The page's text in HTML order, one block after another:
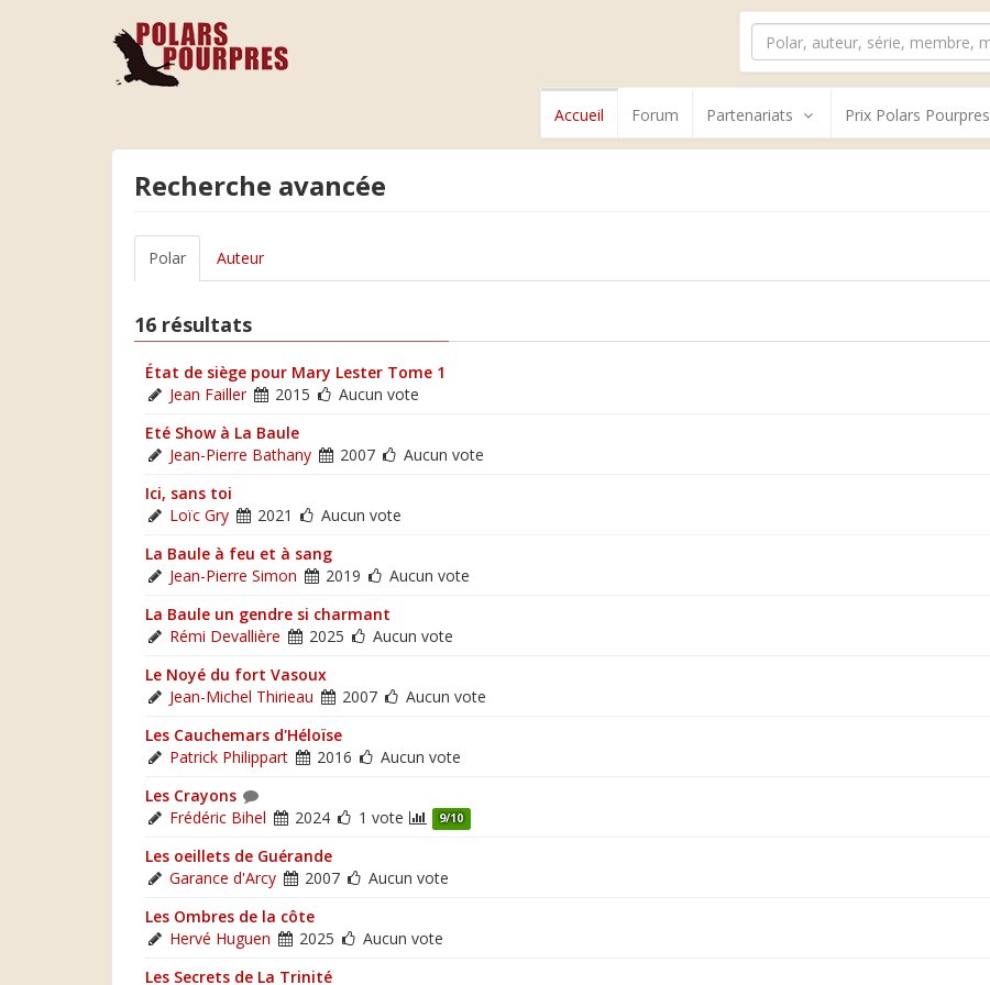
Accueil Forum Partenariats Prix Polars Pourpres
Recherche avancée
Polar Auteur
16 résultats
État de siège pour Mary Lester Tome 1
Jean Failler
2015
Aucun vote
Eté Show à La Baule
Jean-Pierre Bathany
2007
Aucun vote
Ici, sans toi
Loïc Gry
2021
Aucun vote
La Baule à feu et à sang
Jean-Pierre Simon
2019
Aucun vote
La Baule un gendre si charmant
Rémi Devallière
2025
Aucun vote
Le Noyé du fort Vasoux
Jean-Michel Thirieau
2007
Aucun vote
Les Cauchemars d'Héloïse
Patrick Philippart
2016
Aucun vote
Les Crayons
Frédéric Bihel
2024 1 vote 9/10
Les oeillets de Guérande
Garance d'Arcy
2007
Aucun vote
Les Ombres de la côte
Hervé Huguen
2025
Aucun vote
Les Secrets de La Trinité